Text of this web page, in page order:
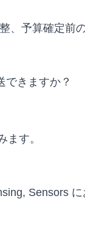
予算確定前
できますか？
す。
Sensors